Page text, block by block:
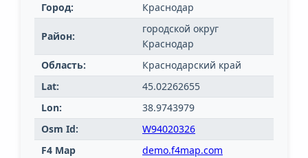
Город:
Краснодар
Район:
городской округ
Краснодар
Область:
Краснодарский край
Lat:
45.02262655
Lon:
38.9743979
Osm Id:
W94020326
F4 Map
demo.f4map.com